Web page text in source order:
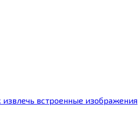
извлечь встроенные изображения